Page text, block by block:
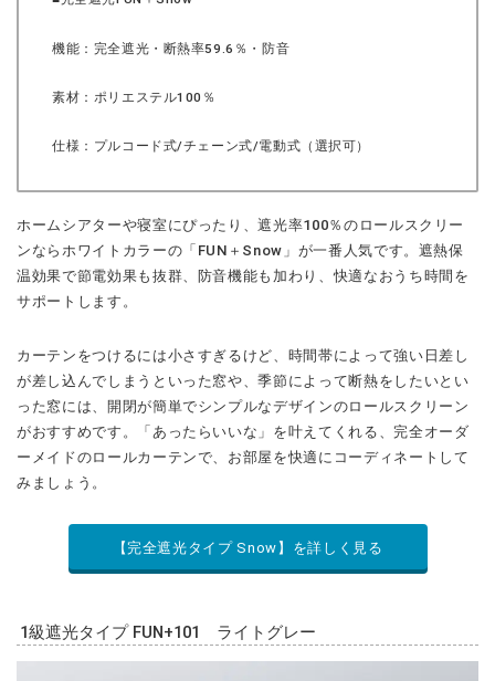
機能：完全遮光・断熱率59.6％・防音
素材：ポリエステル100％
仕様：プルコード式/チェーン式/電動式（選択可）
ホームシアターや寝室にぴったり、遮光率100％のロールスクリー
ンならホワイトカラーの「FUN＋Snow」が一番人気です。遮熱保
温効果で節電効果も抜群、防音機能も加わり、快適なおうち時間を
サポートします。
カーテンをつけるには小さすぎるけど、時間帯によって強い日差し
が差し込んでしまうといった窓や、季節によって断熱をしたいとい
った窓には、開閉が簡単でシンプルなデザインのロールスクリーン
がおすすめです。「あったらいいな」を叶えてくれる、完全オーダ
ーメイドのロールカーテンで、お部屋を快適にコーディネートして
みましょう。
【完全遮光タイプ Snow】を詳しく見る
1級遮光タイプ FUN+101 ライトグレー